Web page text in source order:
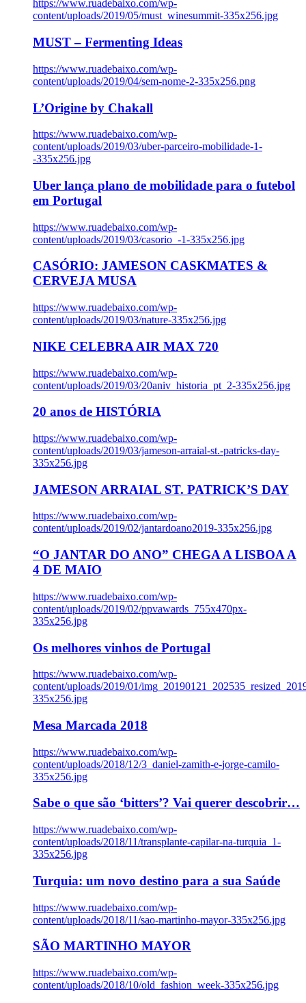
https://www.ruadebaixo.com/wp-
content/uploads/2019/05/must_winesummit-335x256.jpg
MUST – Fermenting Ideas
https://www.ruadebaixo.com/wp-
content/uploads/2019/04/sem-nome-2-335x256.png
L’Origine by Chakall
https://www.ruadebaixo.com/wp-
content/uploads/2019/03/uber-parceiro-mobilidade-1-
-335x256.jpg
Uber lança plano de mobilidade para o futebol
em Portugal
https://www.ruadebaixo.com/wp-
content/uploads/2019/03/casorio_-1-335x256.jpg
CASÓRIO: JAMESON CASKMATES &
CERVEJA MUSA
https://www.ruadebaixo.com/wp-
content/uploads/2019/03/nature-335x256.jpg
NIKE CELEBRA AIR MAX 720
https://www.ruadebaixo.com/wp-
content/uploads/2019/03/20aniv_historia_pt_2-335x256.jpg
20 anos de HISTÓRIA
https://www.ruadebaixo.com/wp-
content/uploads/2019/03/jameson-arraial-st.-patricks-day-
335x256.jpg
JAMESON ARRAIAL ST. PATRICK’S DAY
https://www.ruadebaixo.com/wp-
content/uploads/2019/02/jantardoano2019-335x256.jpg
“O JANTAR DO ANO” CHEGA A LISBOA A
4 DE MAIO
https://www.ruadebaixo.com/wp-
content/uploads/2019/02/ppvawards_755x470px-
335x256.jpg
Os melhores vinhos de Portugal
https://www.ruadebaixo.com/wp-
content/uploads/2019/01/
335x256.jpg
Mesa Marcada 2018
https://www.ruadebaixo.com/wp-
content/uploads/2018/12/3_daniel-zamith-e-jorge-camilo-
335x256.jpg
Sabe o que são ‘bitters’? Vai querer descobrir…
https://www.ruadebaixo.com/wp-
content/uploads/2018/11/transplante-capilar-na-turquia_1-
335x256.jpg
Turquia: um novo destino para a sua Saúde
https://www.ruadebaixo.com/wp-
content/uploads/2018/11/sao-martinho-mayor-335x256.jpg
SÃO MARTINHO MAYOR
https://www.ruadebaixo.com/wp-
content/uploads/2018/10/old_fashion_week-335x256.jpg